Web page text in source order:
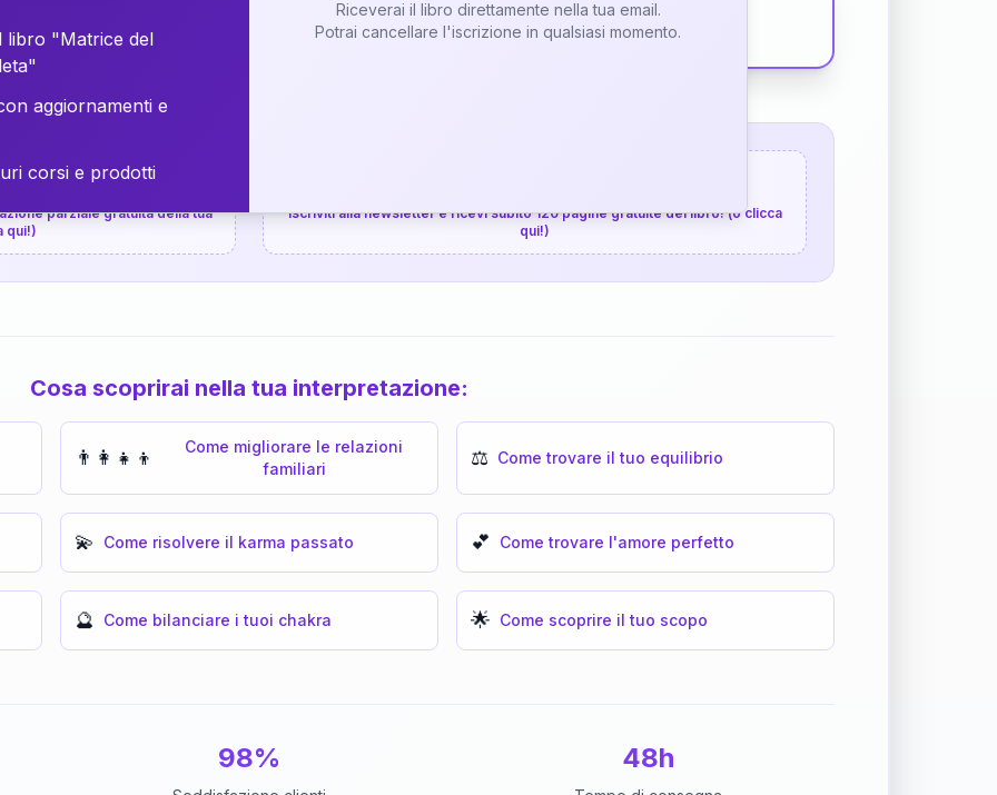
gratuita
parziale gratuita della tua
qui!)
Iscriviti alla newsletter e ricevi subito 120 pagine gratuite del libro! (o clicca
qui!)
Cosa scoprirai nella tua interpretazione:
👨‍👩‍👧‍👦
Come migliorare le relazioni
familiari
⚖️ Come trovare il tuo equilibrio
💫 Come risolvere il karma passato 💕 Come trovare l'amore perfetto
🔮 Come bilanciare i tuoi chakra 🌟 Come scoprire il tuo scopo
98% 48h
libro "Matrice del
aggiornamenti e
corsi e prodotti
Riceverai il libro direttamente nella tua email.
Potrai cancellare l'iscrizione in qualsiasi momento.